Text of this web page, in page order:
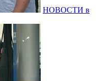
НОВОСТИ в